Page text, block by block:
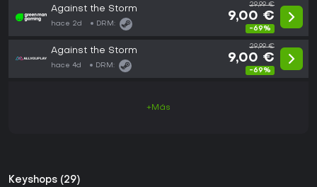
Against the Storm
hace 2d DRM:
29,99 €
9,00 €
-69%
Against the Storm
hace 4d DRM:
29,99 €
9,00 €
-69%
+Más
Keyshops (29)